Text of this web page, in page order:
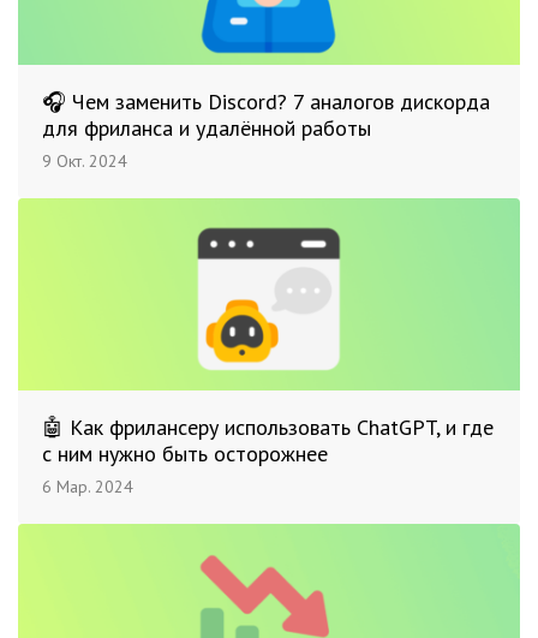
🎧 Чем заменить Discord? 7 аналогов дискорда
для фриланса и удалённой работы
9 Окт. 2024
🤖 Как фрилансеру использовать ChatGPT, и где
с ним нужно быть осторожнее
6 Мар. 2024